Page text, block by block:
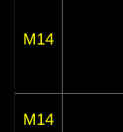
M14
M14